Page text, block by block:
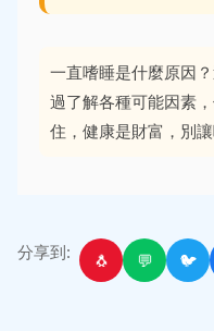
一直嗜睡是什麼原因
過了解各種可能因素
住，健康是財富，別讓
分享到: 🐧 💬 🐦